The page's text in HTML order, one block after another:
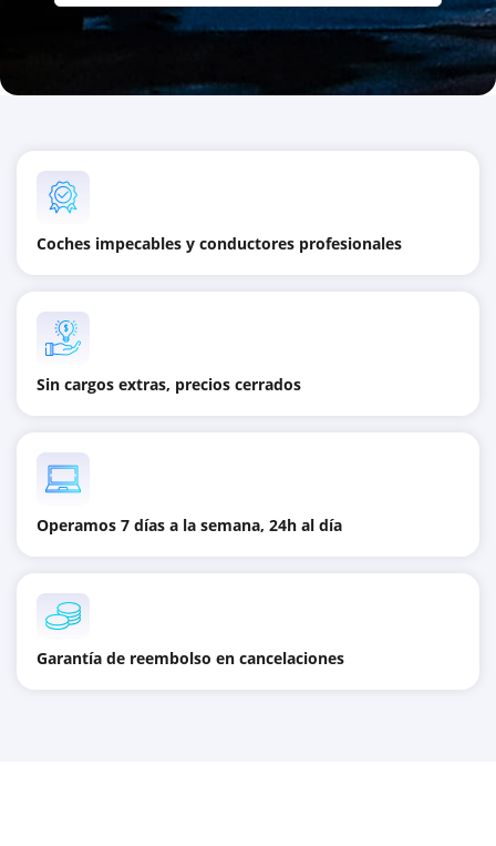
Coches impecables y conductores profesionales
Sin cargos extras, precios cerrados
Operamos 7 días a la semana, 24h al día
Garantía de reembolso en cancelaciones